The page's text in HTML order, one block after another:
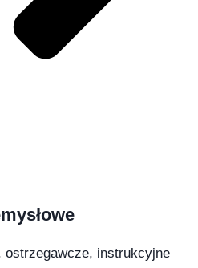
ostrzegawcze, instrukcyjne